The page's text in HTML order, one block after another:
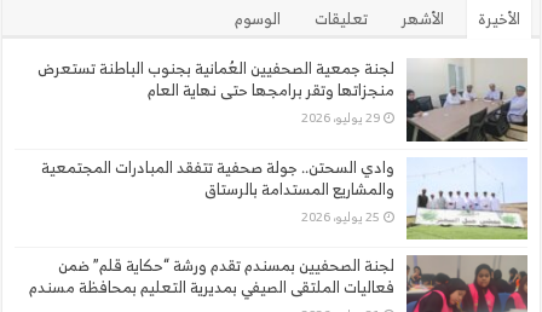
الأخيرة الأشهر تعليقات
الوسوم
لجنة جمعية الصحفيين العُمانية بجنوب الباطنة تستعرض
منجزاتها وتقر برامجها حتى نهاية العام
29 يوليو، 2026
وادي السحتن.. جولة صحفية تتفقد المبادرات المجتمعية
والمشاريع المستدامة بالرستاق
25 يوليو، 2026
لجنة الصحفيين بمسندم تقدم ورشة “حكاية قلم” ضمن
فعاليات الملتقى الصيفي بمديرية التعليم بمحافظة مسندم